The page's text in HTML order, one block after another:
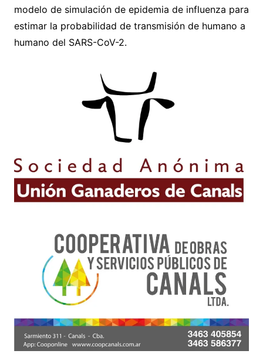
modelo de simulación de epidemia de influenza para
estimar la probabilidad de transmisión de humano a
humano del SARS-CoV-2.